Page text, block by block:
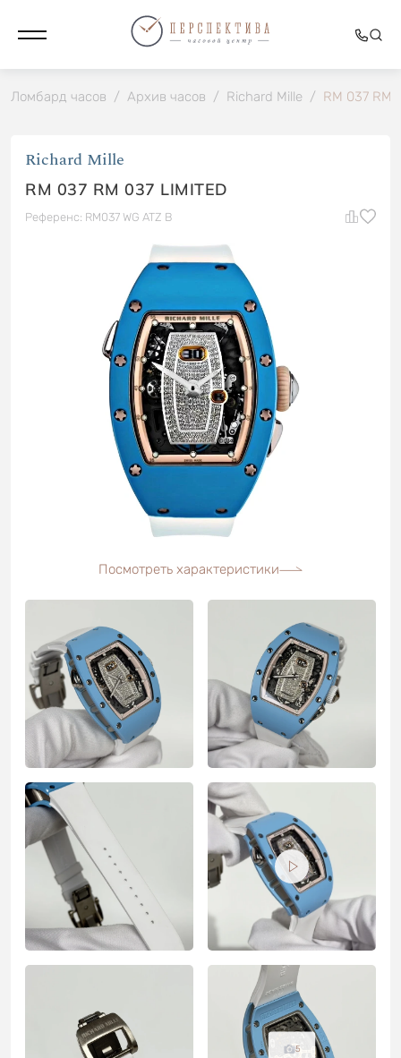
Ломбард часов / Архив часов / Richard Mille / RM 037 RM
Richard Mille
RM 037 RM 037 LIMITED
Референс: RM037 WG ATZ B
Посмотреть характеристики
5